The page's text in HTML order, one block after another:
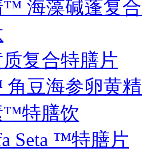
™ 海藻碱蓬复
复合特膳片
豆海参卵黄
™特膳饮
Seta ™特膳片